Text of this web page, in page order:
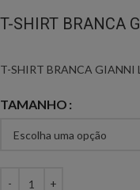
T-SHIRT BRANCA
T-SHIRT BRANCA GIANNI
TAMANHO